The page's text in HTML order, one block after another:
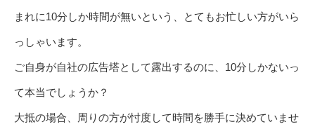
まれに10分しか時間が無いという、とてもお忙しい方がいら
っしゃいます。
ご自身が自社の広告塔として露出するのに、10分しかないっ
て本当でしょうか？
大抵の場合、周りの方が忖度して時間を勝手に決めていませ